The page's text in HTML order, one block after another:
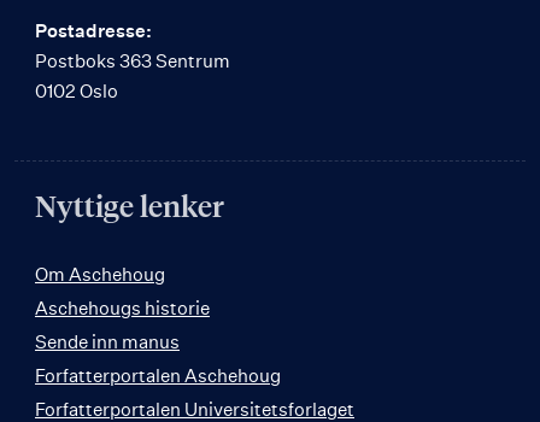
Postadresse:
Postboks 363 Sentrum
0102 Oslo
Nyttige lenker
Om Aschehoug
Aschehougs historie
Sende inn manus
Forfatterportalen Aschehoug
Forfatterportalen Universitetsforlaget